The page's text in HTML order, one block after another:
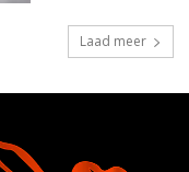
Laad meer